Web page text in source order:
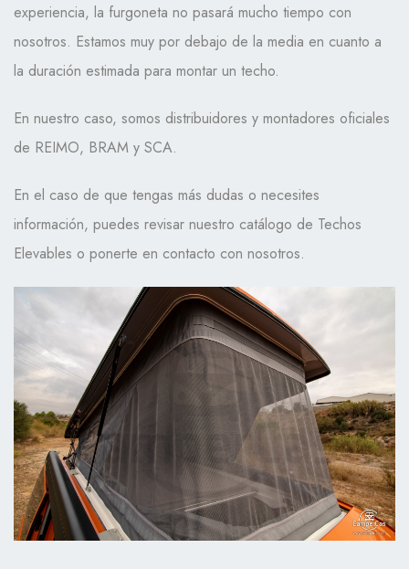
experiencia, la furgoneta no pasará mucho tiempo con
nosotros. Estamos muy por debajo de la media en cuanto a
la duración estimada para montar un techo.
En nuestro caso, somos distribuidores y montadores oficiales
de REIMO, BRAM y SCA.
En el caso de que tengas más dudas o necesites
información, puedes revisar nuestro catálogo de Techos
Elevables o ponerte en contacto con nosotros.